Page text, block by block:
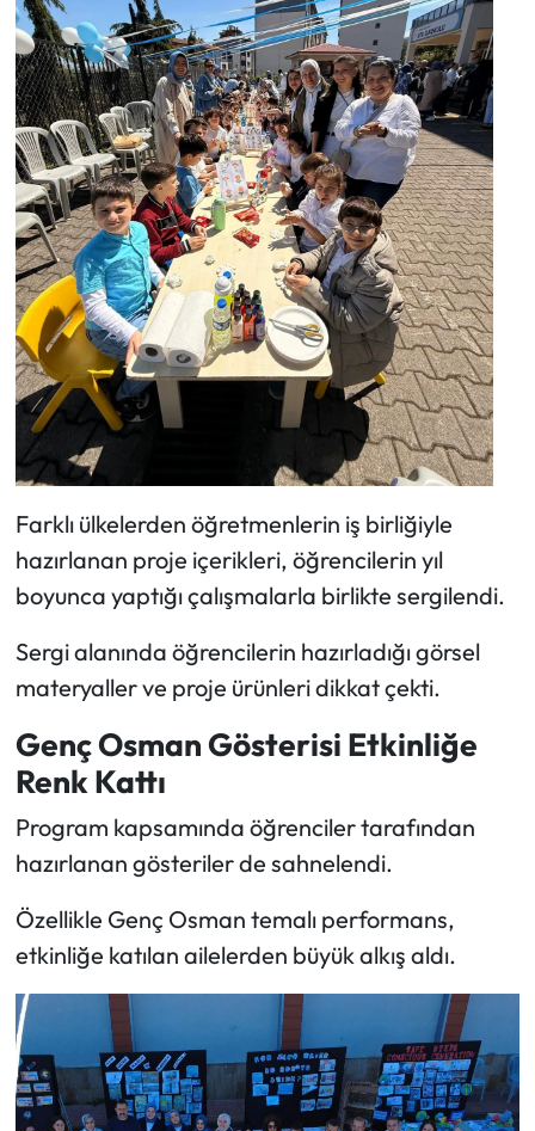
Farklı ülkelerden öğretmenlerin iş birliğiyle
hazırlanan proje içerikleri, öğrencilerin yıl
boyunca yaptığı çalışmalarla birlikte sergilendi.
Sergi alanında öğrencilerin hazırladığı görsel
materyaller ve proje ürünleri dikkat çekti.
Genç Osman Gösterisi Etkinliğe
Renk Kattı
Program kapsamında öğrenciler tarafından
hazırlanan gösteriler de sahnelendi.
Özellikle Genç Osman temalı performans,
etkinliğe katılan ailelerden büyük alkış aldı.